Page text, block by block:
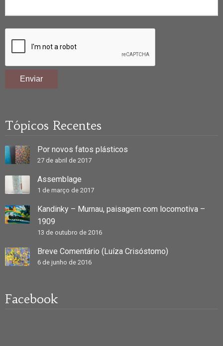
Tópicos Recentes
Por novos fatos plásticos
27 de abril de 2017
Assemblage
1 de março de 2017
Kandinky – Murnau, paisagem com locomotiva –
1909
13 de outubro de 2016
Breve Comentário (Luíza Crisóstomo)
6 de junho de 2016
Facebook